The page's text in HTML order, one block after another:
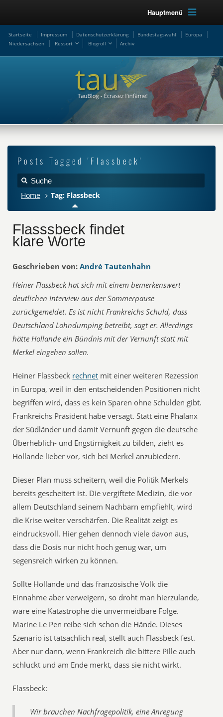
Hauptmenü
Startseite Impressum Datenschutzerklärung Bundestagswahl
Europa
Niedersachsen
Ressort Blogroll Archiv
Posts Tagged 'Flassbeck'
Home Tag: Flassbeck
Flasssbeck findet
klare Worte
Geschrieben von: André Tautenhahn
Heiner Flassbeck hat sich mit einem bemerkenswert
deutlichen Interview aus der Sommerpause
zurückgemeldet. Es ist nicht Frankreichs Schuld, dass
Deutschland Lohndumping betreibt, sagt er. Allerdings
hätte Hollande ein Bündnis mit der Vernunft statt mit
Merkel eingehen sollen.
Heiner Flassbeck rechnet mit einer weiteren Rezession
in Europa, weil in den entscheidenden Positionen nicht
begriffen wird, dass es kein Sparen ohne Schulden gibt.
Frankreichs Präsident habe versagt. Statt eine Phalanx
der Südländer und damit Vernunft gegen die deutsche
Überheblich- und Engstirnigkeit zu bilden, zieht es
Hollande lieber vor, sich bei Merkel anzubiedern.
Dieser Plan muss scheitern, weil die Politik Merkels
bereits gescheitert ist. Die vergiftete Medizin, die vor
allem Deutschland seinem Nachbarn empfiehlt, wird
die Krise weiter verschärfen. Die Realität zeigt es
eindrucksvoll. Hier gehen dennoch viele davon aus,
dass die Dosis nur nicht hoch genug war, um
segensreich wirken zu können.
Sollte Hollande und das französische Volk die
Einnahme aber verweigern, so droht man hierzulande,
wäre eine Katastrophe die unvermeidbare Folge.
Marine Le Pen reibe sich schon die Hände. Dieses
Szenario ist tatsächlich real, stellt auch Flassbeck fest.
Aber nur dann, wenn Frankreich die bittere Pille auch
schluckt und am Ende merkt, dass sie nicht wirkt.
Flassbeck:
Wir brauchen Nachfragepolitik, eine Anregung